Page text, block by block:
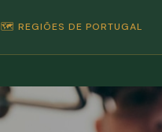
🗺️ REGIÕES DE PORTUGAL